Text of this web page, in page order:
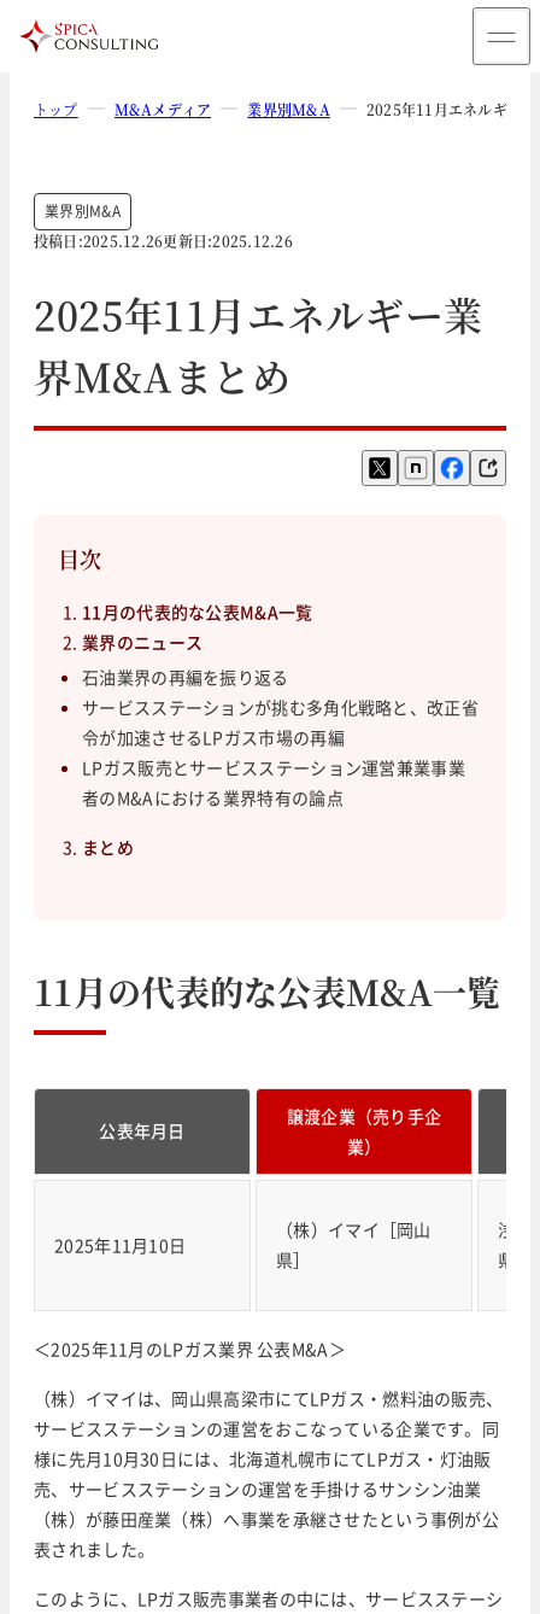
トップ M&Aメディア 業界別M&A 2025年11月エネルギー
業界別M&A
投稿日:2025.12.26更新日:2025.12.26
2025年11月エネルギー業
界M&Aまとめ
目次
11月の代表的な公表M&A一覧
業界のニュース
石油業界の再編を振り返る
サービスステーションが挑む多角化戦略と、改正省
令が加速させるLPガス市場の再編
LPガス販売とサービスステーション運営兼業事業
者のM&Aにおける業界特有の論点
まとめ
11月の代表的な公表M&A一覧
公表年月日
譲渡企業（売り手企
業）
2025年11月10日
（株）イマイ［岡山
県］
浅野
県］
＜2025年11月のLPガス業界 公表M&A＞
（株）イマイは、岡山県高梁市にてLPガス・燃料油の販売、
サービスステーションの運営をおこなっている企業です。同
様に先月10月30日には、北海道札幌市にてLPガス・灯油販
売、サービスステーションの運営を手掛けるサンシン油業
（株）が藤田産業（株）へ事業を承継させたという事例が公
表されました。
このように、LPガス販売事業者の中には、サービスステーシ